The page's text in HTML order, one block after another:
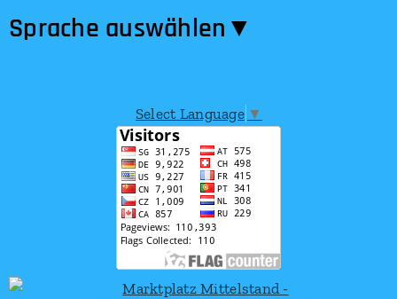
Sprache auswählen​▼
Select Language ▼